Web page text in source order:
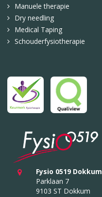
Manuele therapie
Dry needling
Medical Taping
Schouderfysiotherapie
Fysio 0519 Dokkum
Parklaan 7
9103 ST Dokkum